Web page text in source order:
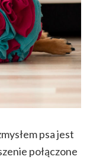
psa jest
połączone